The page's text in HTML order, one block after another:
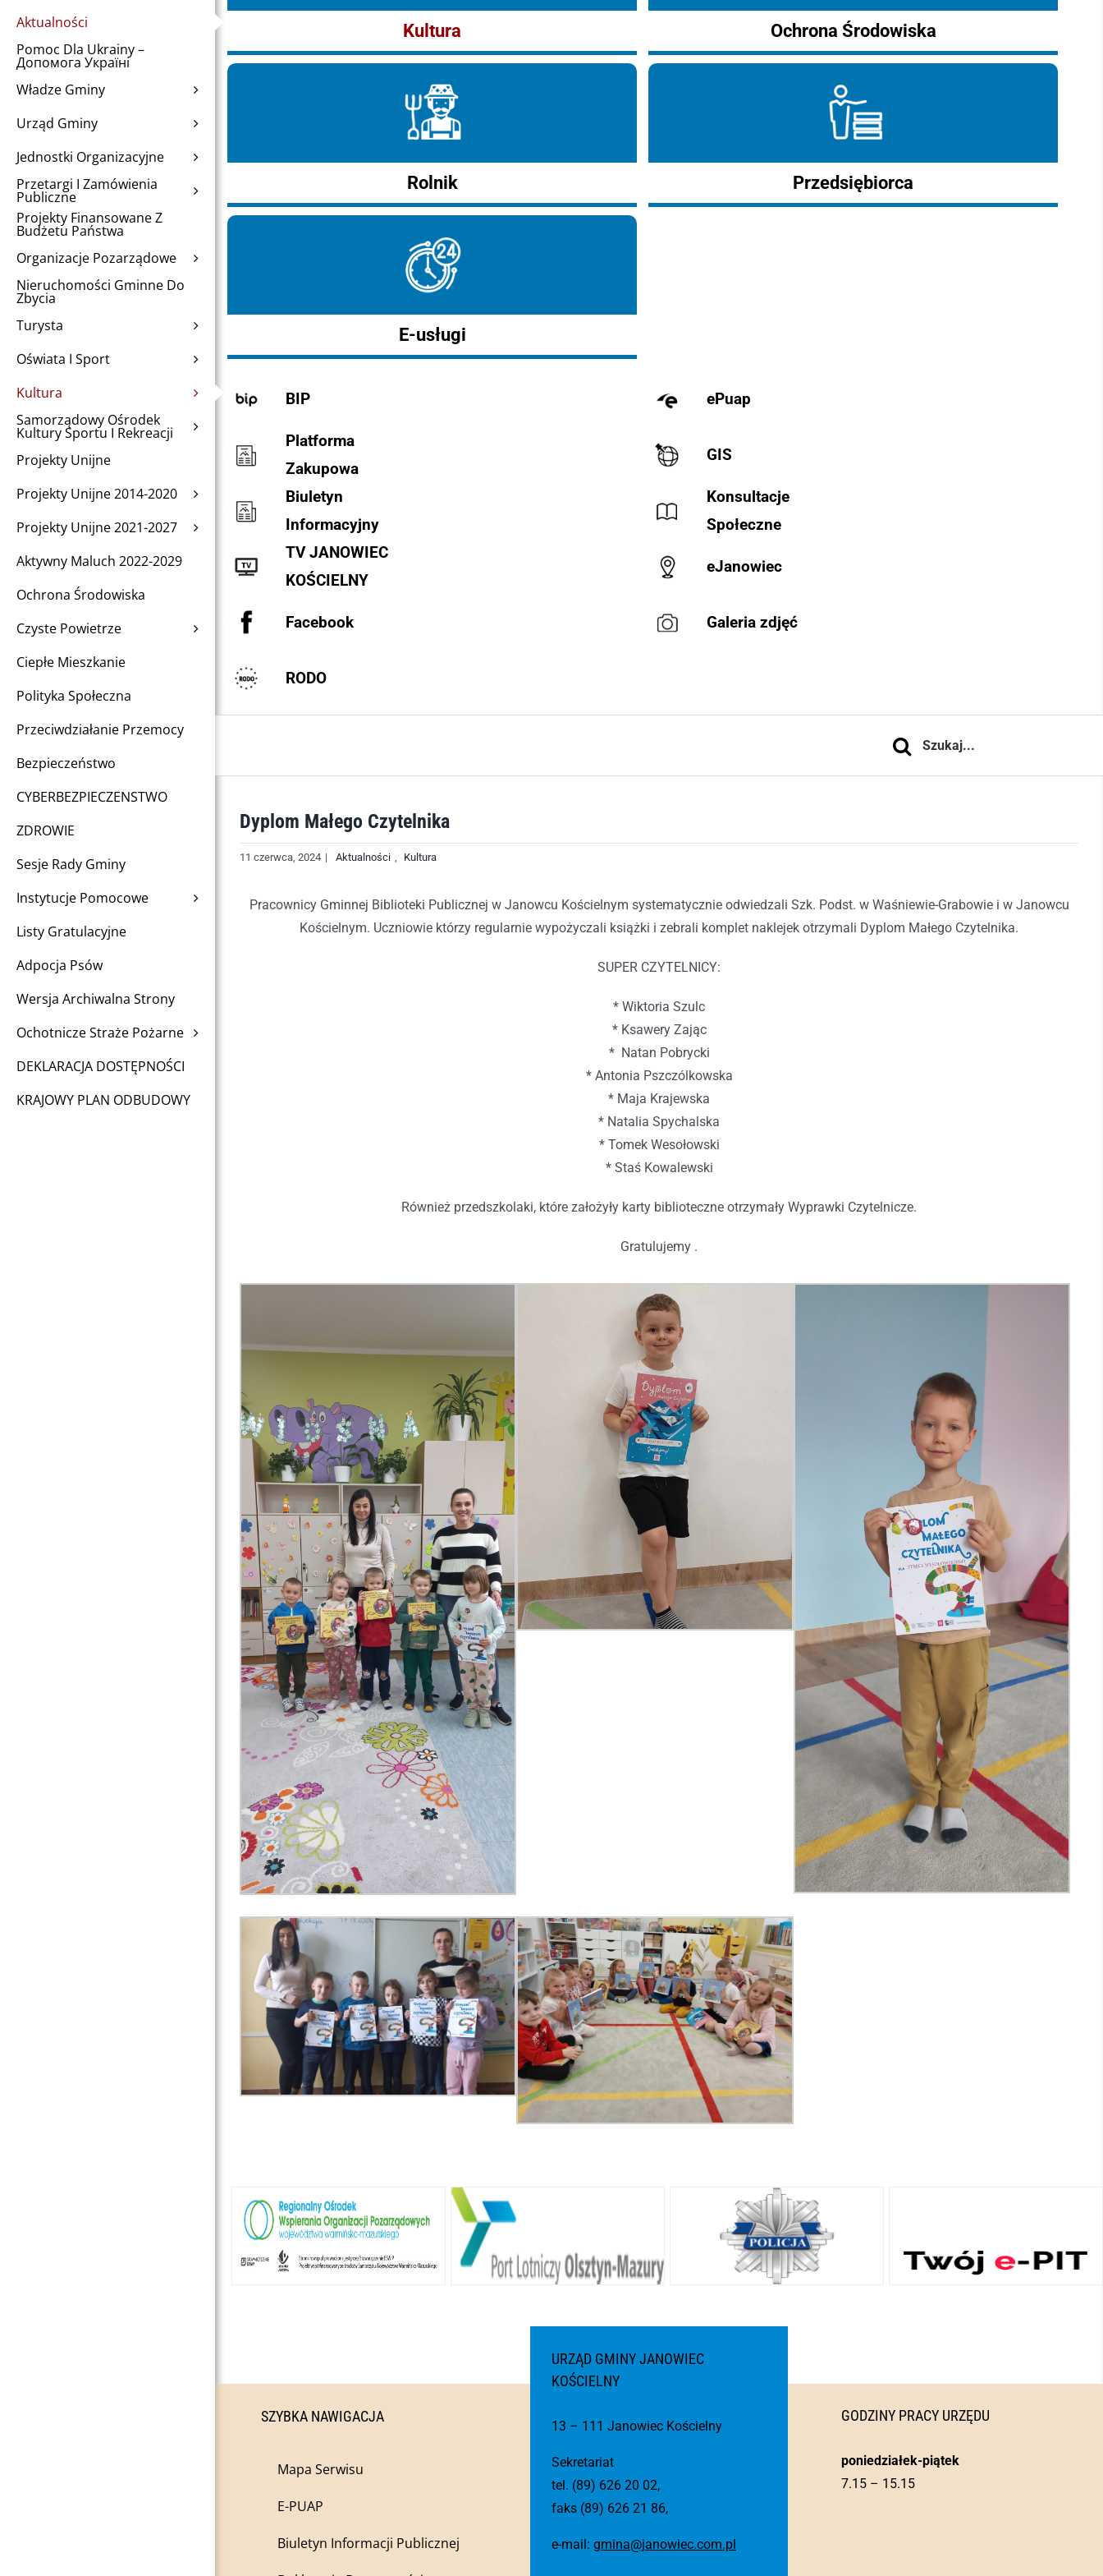
Aktualności
Pomoc Dla Ukrainy –
Допомога Україні
Władze Gminy
Urząd Gminy
Jednostki Organizacyjne
Przetargi I Zamówienia
Publiczne
Projekty Finansowane Z
Budżetu Państwa
Organizacje Pozarządowe
Nieruchomości Gminne Do
Zbycia
Turysta
Oświata I Sport
Kultura
Samorządowy Ośrodek
Kultury Sportu I Rekreacji
Projekty Unijne
Projekty Unijne 2014-2020
Projekty Unijne 2021-2027
Aktywny Maluch 2022-2029
Ochrona Środowiska
Czyste Powietrze
Ciepłe Mieszkanie
Polityka Społeczna
Przeciwdziałanie Przemocy
Bezpieczeństwo
CYBERBEZPIECZENSTWO
ZDROWIE
Sesje Rady Gminy
Instytucje Pomocowe
Listy Gratulacyjne
Adpocja Psów
Wersja Archiwalna Strony
Ochotnicze Straże Pożarne
DEKLARACJA DOSTĘPNOŚCI
KRAJOWY PLAN ODBUDOWY
Kultura Ochrona Środowiska
Rolnik Przedsiębiorca
E-usługi
BIP ePuap
Platforma
Zakupowa
GIS
Biuletyn
Informacyjny
Konsultacje
Społeczne
TV JANOWIEC
KOŚCIELNY
eJanowiec
Facebook Galeria zdjęć
RODO
Szukaj
Dyplom Małego Czytelnika
11 czerwca, 2024 | Aktualności , Kultura
Pracownicy Gminnej Biblioteki Publicznej w Janowcu Kościelnym systematycznie odwiedzali Szk. Podst. w Waśniewie-Grabowie i w Janowcu
Kościelnym. Uczniowie którzy regularnie wypożyczali książki i zebrali komplet naklejek otrzymali Dyplom Małego Czytelnika.
SUPER CZYTELNICY:
* Wiktoria Szulc
* Ksawery Zając
* Natan Pobrycki
* Antonia Pszczólkowska
* Maja Krajewska
* Natalia Spychalska
* Tomek Wesołowski
* Staś Kowalewski
Również przedszkolaki, które założyły karty biblioteczne otrzymały Wyprawki Czytelnicze.
Gratulujemy .
SZYBKA NAWIGACJA
Mapa Serwisu
E-PUAP
Biuletyn Informacji Publicznej
URZĄD GMINY JANOWIEC
KOŚCIELNY
13 – 111 Janowiec Kościelny
Sekretariat
tel. (89) 626 20 02,
faks (89) 626 21 86,
e-mail: gmina@janowiec.com.pl
GODZINY PRACY URZĘDU
poniedziałek-piątek
7.15 – 15.15